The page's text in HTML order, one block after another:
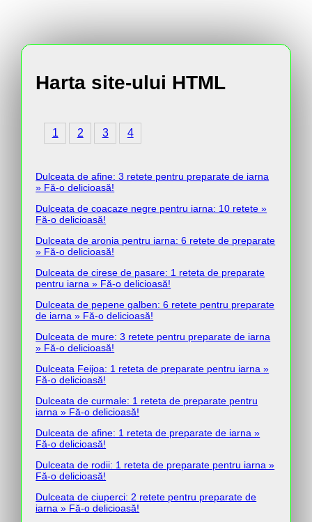
Harta site-ului HTML
1 2 3 4
Dulceata de afine: 3 retete pentru preparate de iarna
» Fă-o delicioasă!
Dulceata de coacaze negre pentru iarna: 10 retete »
Fă-o delicioasă!
Dulceata de aronia pentru iarna: 6 retete de preparate
» Fă-o delicioasă!
Dulceata de cirese de pasare: 1 reteta de preparate
pentru iarna » Fă-o delicioasă!
Dulceata de pepene galben: 6 retete pentru preparate
de iarna » Fă-o delicioasă!
Dulceata de mure: 3 retete pentru preparate de iarna
» Fă-o delicioasă!
Dulceata Feijoa: 1 reteta de preparate pentru iarna »
Fă-o delicioasă!
Dulceata de curmale: 1 reteta de preparate pentru
iarna » Fă-o delicioasă!
Dulceata de afine: 1 reteta de preparate de iarna »
Fă-o delicioasă!
Dulceata de rodii: 1 reteta de preparate pentru iarna »
Fă-o delicioasă!
Dulceata de ciuperci: 2 retete pentru preparate de
iarna » Fă-o delicioasă!